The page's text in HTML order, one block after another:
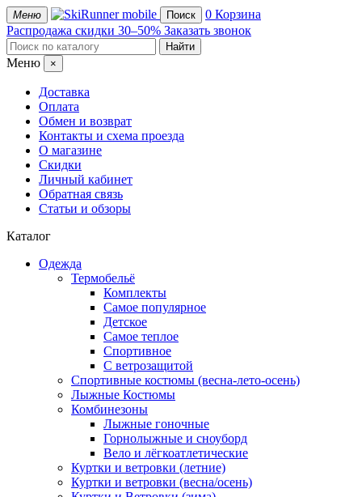
Меню mobile Поиск 0 Корзина
Распродажа скидки 30–50% Заказать звонок
Меню ×
Доставка
Оплата
Обмен и возврат
Контакты и схема проезда
О магазине
Скидки
Личный кабинет
Обратная связь
Статьи и обзоры
Каталог
Одежда
Термобельё
Комплекты
Самое популярное
Детское
Самое теплое
Спортивное
С ветрозащитой
Спортивные костюмы (весна-лето-осень)
Лыжные Костюмы
Комбинезоны
Лыжные гоночные
Горнолыжные и сноуборд
Вело и лёгкоатлетические
Куртки и ветровки (летние)
Куртки и ветровки (весна/осень)